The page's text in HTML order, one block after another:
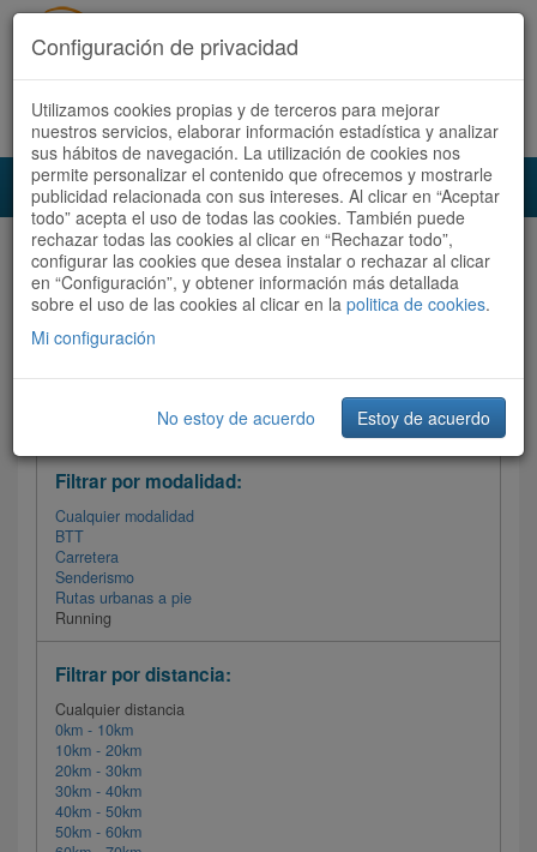
Acceder Registrate ahora Español | Català
Audioruta Todas las rutas
Todas las rutas Ordenar por:Más recientes
Filtrar las rutas
Filtrar por modalidad:
Cualquier modalidad
BTT
Carretera
Senderismo
Rutas urbanas a pie
Running
Filtrar por distancia:
Cualquier distancia
0km - 10km
10km - 20km
20km - 30km
30km - 40km
40km - 50km
50km - 60km
Configuración de privacidad
Utilizamos cookies propias y de terceros para mejorar
nuestros servicios, elaborar información estadística y analizar
sus hábitos de navegación. La utilización de cookies nos
permite personalizar el contenido que ofrecemos y mostrarle
publicidad relacionada con sus intereses. Al clicar en “Aceptar
todo” acepta el uso de todas las cookies. También puede
rechazar todas las cookies al clicar en “Rechazar todo”,
configurar las cookies que desea instalar o rechazar al clicar
en “Configuración”, y obtener información más detallada
sobre el uso de las cookies al clicar en la politica de cookies.
Mi configuración
No estoy de acuerdo Estoy de acuerdo